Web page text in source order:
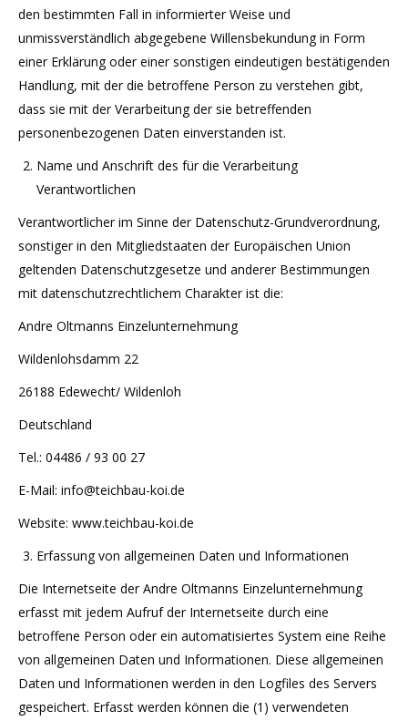
den bestimmten Fall in informierter Weise und
unmissverständlich abgegebene Willensbekundung in Form
einer Erklärung oder einer sonstigen eindeutigen bestätigenden
Handlung, mit der die betroffene Person zu verstehen gibt,
dass sie mit der Verarbeitung der sie betreffenden
personenbezogenen Daten einverstanden ist.
Name und Anschrift des für die Verarbeitung
Verantwortlichen
Verantwortlicher im Sinne der Datenschutz-Grundverordnung,
sonstiger in den Mitgliedstaaten der Europäischen Union
geltenden Datenschutzgesetze und anderer Bestimmungen
mit datenschutzrechtlichem Charakter ist die:
Andre Oltmanns Einzelunternehmung
Wildenlohsdamm 22
26188 Edewecht/ Wildenloh
Deutschland
Tel.: 04486 / 93 00 27
E-Mail: info@teichbau-koi.de
Website: www.teichbau-koi.de
Erfassung von allgemeinen Daten und Informationen
Die Internetseite der Andre Oltmanns Einzelunternehmung
erfasst mit jedem Aufruf der Internetseite durch eine
betroffene Person oder ein automatisiertes System eine Reihe
von allgemeinen Daten und Informationen. Diese allgemeinen
Daten und Informationen werden in den Logfiles des Servers
gespeichert. Erfasst werden können die (1) verwendeten